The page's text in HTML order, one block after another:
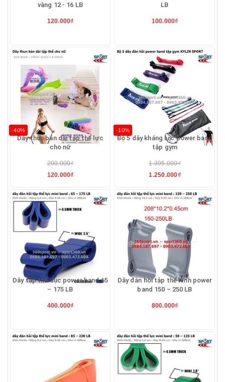
vàng 12 - 16 LB
120.000₫
LB
100.000₫
-40%
Dây thun bản dài tập thể lực
cho nữ
200.000₫
120.000₫
-10%
Bộ 5 dây kháng lực power band
tập gym
1.395.000₫
1.250.000₫
Dây tập thể dục power band 65
– 175 LB
400.000₫
Dây đàn hồi tập thể hình power
band 150 – 250 LB
800.000₫